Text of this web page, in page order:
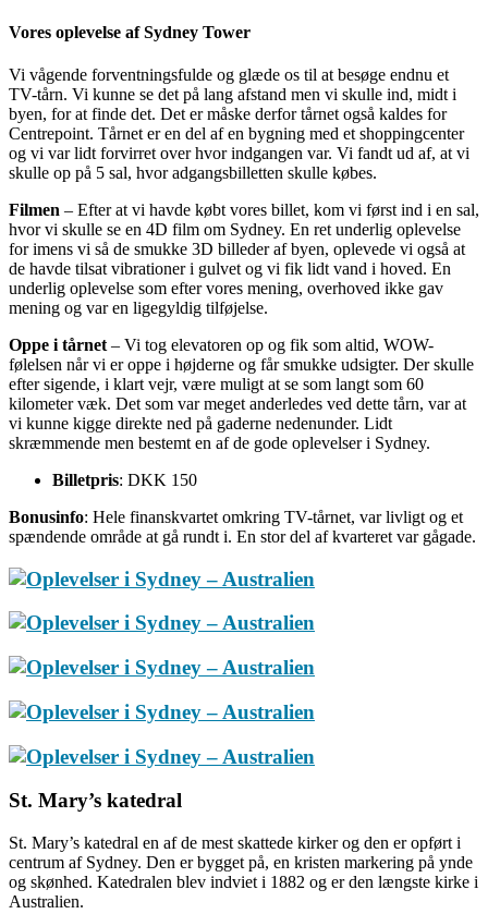
Vores oplevelse af Sydney Tower
Vi vågende forventningsfulde og glæde os til at besøge endnu et
TV-tårn. Vi kunne se det på lang afstand men vi skulle ind, midt i
byen, for at finde det. Det er måske derfor tårnet også kaldes for
Centrepoint. Tårnet er en del af en bygning med et shoppingcenter
og vi var lidt forvirret over hvor indgangen var. Vi fandt ud af, at vi
skulle op på 5 sal, hvor adgangsbilletten skulle købes.
Filmen – Efter at vi havde købt vores billet, kom vi først ind i en sal,
hvor vi skulle se en 4D film om Sydney. En ret underlig oplevelse
for imens vi så de smukke 3D billeder af byen, oplevede vi også at
de havde tilsat vibrationer i gulvet og vi fik lidt vand i hoved. En
underlig oplevelse som efter vores mening, overhoved ikke gav
mening og var en ligegyldig tilføjelse.
Oppe i tårnet – Vi tog elevatoren op og fik som altid, WOW-
følelsen når vi er oppe i højderne og får smukke udsigter. Der skulle
efter sigende, i klart vejr, være muligt at se som langt som 60
kilometer væk. Det som var meget anderledes ved dette tårn, var at
vi kunne kigge direkte ned på gaderne nedenunder. Lidt
skræmmende men bestemt en af de gode oplevelser i Sydney.
Billetpris: DKK 150
Bonusinfo: Hele finanskvartet omkring TV-tårnet, var livligt og et
spændende område at gå rundt i. En stor del af kvarteret var gågade.
St. Mary’s katedral
St. Mary’s katedral en af de mest skattede kirker og den er opført i
centrum af Sydney. Den er bygget på, en kristen markering på ynde
og skønhed. Katedralen blev indviet i 1882 og er den længste kirke i
Australien.